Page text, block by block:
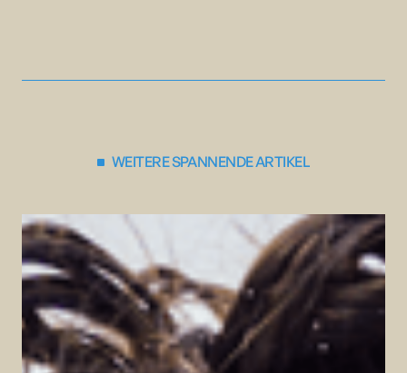
WEITERE SPANNENDE ARTIKEL